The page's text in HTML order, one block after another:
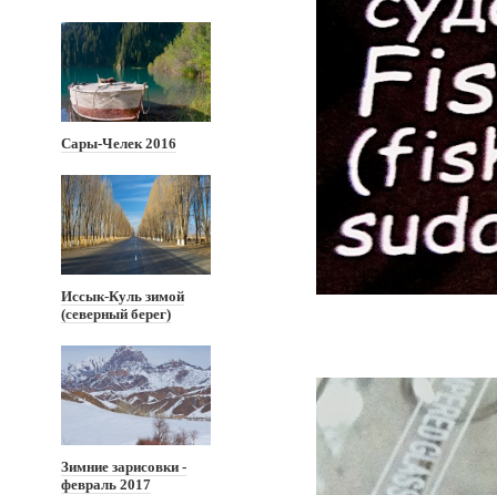
Сары-Челек 2016
Иссык-Куль зимой
(северный берег)
Зимние зарисовки -
февраль 2017